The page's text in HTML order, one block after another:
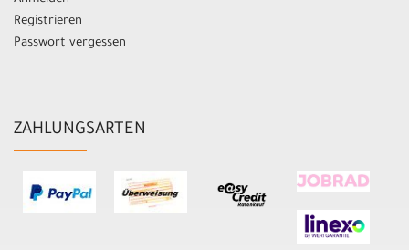
Registrieren
Passwort vergessen
ZAHLUNGSARTEN